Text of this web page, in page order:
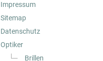
Impressum
Sitemap
Datenschutz
Optiker
Brillen